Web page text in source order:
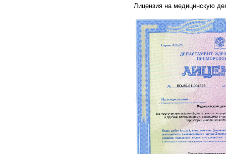
Лицензия на медицинскую